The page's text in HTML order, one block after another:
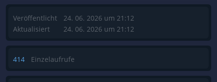
Veröffentlicht
Aktualisiert
24. 06. 2026 um 21:12
24. 06. 2026 um 21:12
414 Einzelaufrufe